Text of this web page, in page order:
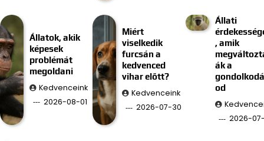
Állatok, akik
képesek
problémát
megoldani
Kedvenceink
2026-08-01
Miért
viselkedik
furcsán a
kedvenced
vihar előtt?
Kedvenceink
2026-07-30
Állati
, amik
ák a
od
2026-